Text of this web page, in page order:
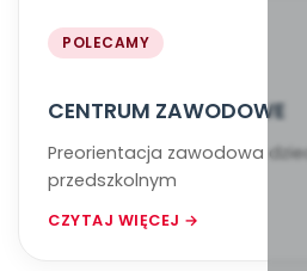
POLECAMY
CENTRUM ZAWODOWE
Preorientacja zawodowa
przedszkolnym
CZYTAJ WIĘCEJ →